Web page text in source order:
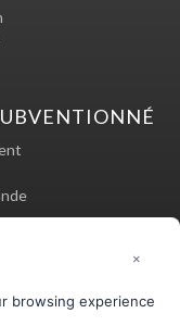
×
browsing experience